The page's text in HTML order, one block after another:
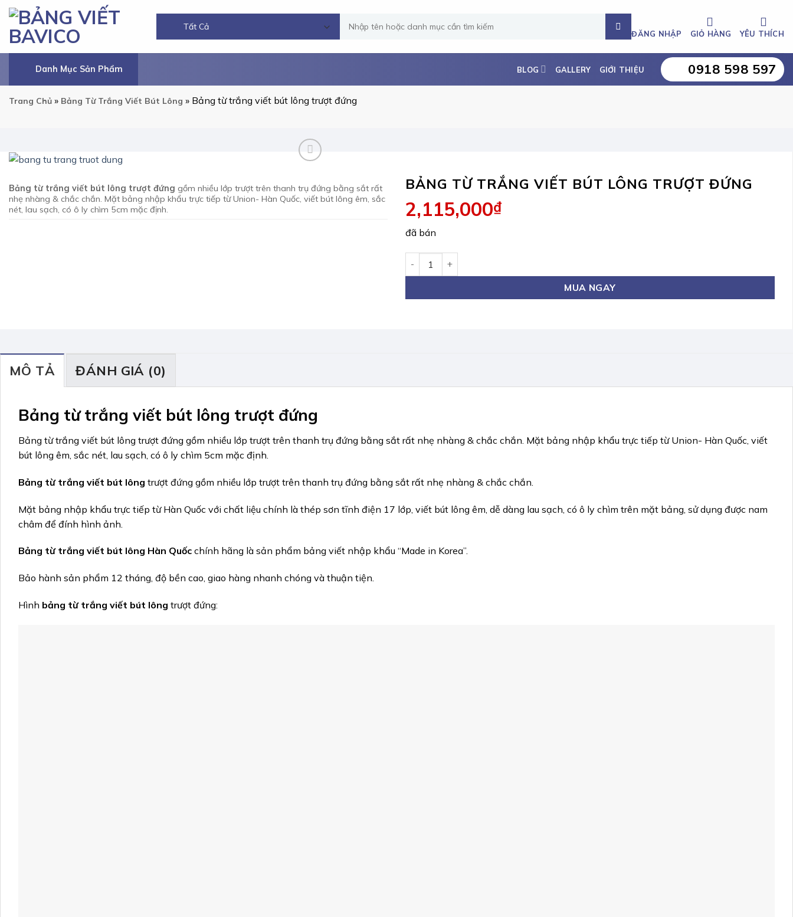
Chuyển
nội
dung
kiếm:
ĐĂNG NHẬP GIỎ HÀNG YÊU THÍCH
Danh Mục Sản Phẩm BLOG GALLERY GIỚI THIỆU 0918 598 597
Trang Chủ » Bảng Từ Trắng Viết Bút Lông » Bảng từ trắng viết bút lông trượt đứng
Bảng từ trắng viết bút lông trượt đứng gồm nhiều lớp trượt trên thanh trụ đứng bằng sắt rất
nhẹ nhàng & chắc chắn. Mặt bảng nhập khẩu trực tiếp từ Union- Hàn Quốc, viết bút lông êm, sắc
nét, lau sạch, có ô ly chìm 5cm mặc định.
BẢNG TỪ TRẮNG VIẾT BÚT LÔNG TRƯỢT ĐỨNG
2,115,000₫
đã bán
MUA NGAY
MÔ TẢ ĐÁNH GIÁ (0)
Bảng từ trắng viết bút lông trượt đứng
Bảng từ trắng viết bút lông trượt đứng gồm nhiều lớp trượt trên thanh trụ đứng bằng sắt rất nhẹ nhàng & chắc chắn. Mặt bảng nhập khẩu trực tiếp từ Union- Hàn Quốc, viết
bút lông êm, sắc nét, lau sạch, có ô ly chìm 5cm mặc định.
Bảng từ trắng viết bút lông trượt đứng gồm nhiều lớp trượt trên thanh trụ đứng bằng sắt rất nhẹ nhàng & chắc chắn.
Mặt bảng nhập khẩu trực tiếp từ Hàn Quốc với chất liệu chính là thép sơn tĩnh điện 17 lớp, viết bút lông êm, dễ dàng lau sạch, có ô ly chìm trên mặt bảng, sử dụng được nam
châm để đính hình ảnh.
Bảng từ trắng viết bút lông Hàn Quốc chính hãng là sản phẩm bảng viết nhập khẩu “Made in Korea”.
Bảo hành sản phẩm 12 tháng, độ bền cao, giao hàng nhanh chóng và thuận tiện.
Hình bảng từ trắng viết bút lông trượt đứng: